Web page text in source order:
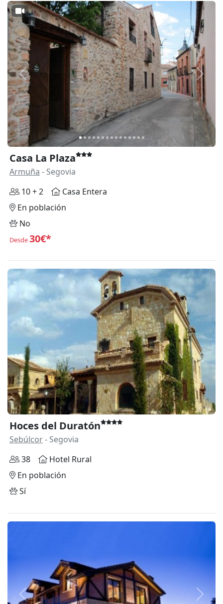
Anterior
Casa La Plaza
Armuña - Segovia
10 + 2
Casa Entera
En población
No
Desde30€*
Hoces del Duratón
Sebúlcor- Segovia
38
Hotel Rural
En población
Sí
Anterior